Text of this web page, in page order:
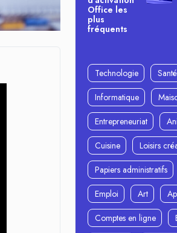
Office les
plus
fréquents
Technologie
Santé
Informatique
Entrepreneuriat
Cuisine
Loisirs
Papiers administratifs
Emploi
Art
Comptes en ligne